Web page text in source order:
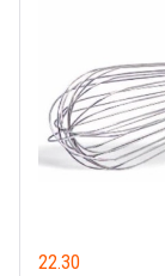
22.30